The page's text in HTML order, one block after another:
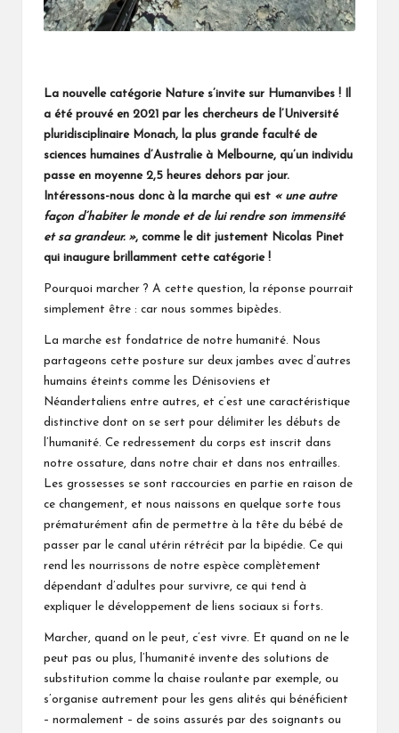
La nouvelle catégorie Nature s’invite sur Humanvibes ! Il
a été prouvé en 2021 par les chercheurs de l’Université
pluridisciplinaire Monach, la plus grande faculté de
sciences humaines d’Australie à Melbourne, qu’un individu
passe en moyenne 2,5 heures dehors par jour.
Intéressons-nous donc à la marche qui est « une autre
façon d’habiter le monde et de lui rendre son immensité
et sa grandeur. », comme le dit justement Nicolas Pinet
qui inaugure brillamment cette catégorie !
Pourquoi marcher ? A cette question, la réponse pourrait
simplement être : car nous sommes bipèdes.
La marche est fondatrice de notre humanité. Nous
partageons cette posture sur deux jambes avec d’autres
humains éteints comme les Dénisoviens et
Néandertaliens entre autres, et c’est une caractéristique
distinctive dont on se sert pour délimiter les débuts de
l’humanité. Ce redressement du corps est inscrit dans
notre ossature, dans notre chair et dans nos entrailles.
Les grossesses se sont raccourcies en partie en raison de
ce changement, et nous naissons en quelque sorte tous
prématurément afin de permettre à la tête du bébé de
passer par le canal utérin rétrécit par la bipédie. Ce qui
rend les nourrissons de notre espèce complètement
dépendant d’adultes pour survivre, ce qui tend à
expliquer le développement de liens sociaux si forts.
Marcher, quand on le peut, c’est vivre. Et quand on ne le
peut pas ou plus, l’humanité invente des solutions de
substitution comme la chaise roulante par exemple, ou
s’organise autrement pour les gens alités qui bénéficient
– normalement – de soins assurés par des soignants ou